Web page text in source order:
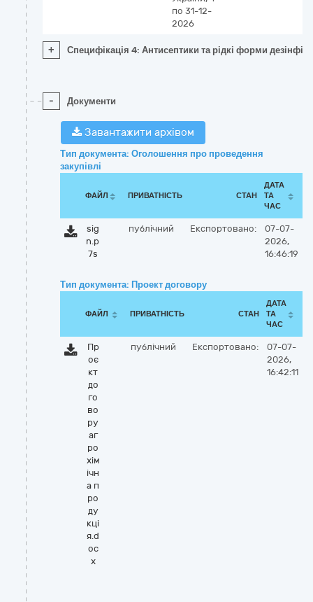
по 31-12-
2026
+ Специфікація 4: Антисептики та рідкі форми
- Документи
Завантажити архівом
Тип документа: Оголошення про проведення
закупівлі
ФАЙЛ ПРИВАТНІСТЬ СТАН
ДАТА
ТА
ЧАС
sig
n.p
7s
публічний Експортовано:
07-07-
2026,
16:46:19
Тип документа: Проект договору
ФАЙЛ ПРИВАТНІСТЬ СТАН
ДАТА
ТА
ЧАС
Пр
оє
кт
до
го
во
ру
аг
ро
хім
ічн
а п
ро
ду
кці
я.d
oc
x
публічний Експортовано:
07-07-
2026,
16:42:11